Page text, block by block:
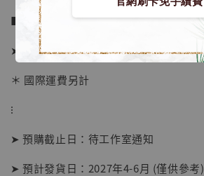
■ 販售資訊 (NT$)：
➤ 價格 325000元 (訂金135000)
＊ 國際運費另計
⁝
➤ 預購截止日：待工作室通知
➤ 預計發貨日：2027年4-6月 (僅供參考)